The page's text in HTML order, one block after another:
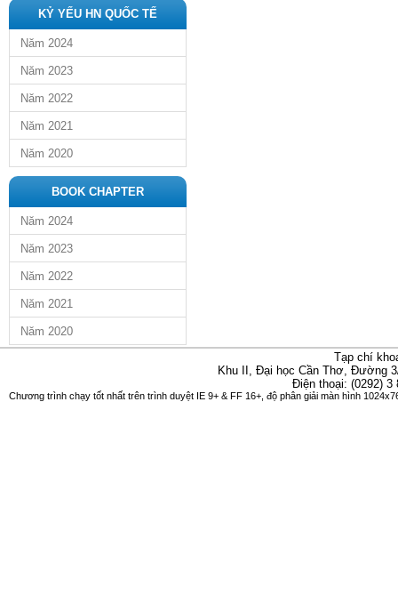
KỶ YẾU HN QUỐC TẾ
Năm 2024
Năm 2023
Năm 2022
Năm 2021
Năm 2020
BOOK CHAPTER
Năm 2024
Năm 2023
Năm 2022
Năm 2021
Năm 2020
Tạp chí
Khu II, Đại học Cần Thơ, Đường
Điện thoại: (0292)
Chương trình chạy tốt nhất trên trình duyệt IE 9+ & FF 16+, độ phân giải màn hình